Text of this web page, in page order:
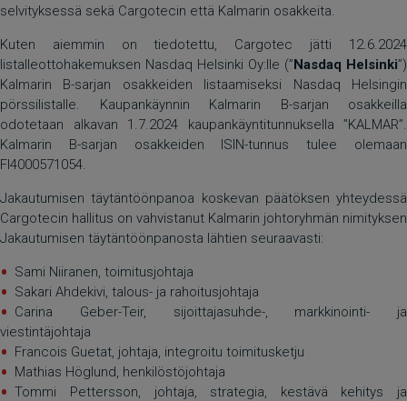
selvityksessä sekä Cargotecin että Kalmarin osakkeita.
Kuten aiemmin on tiedotettu, Cargotec jätti 12.6.2024
listalleottohakemuksen Nasdaq Helsinki Oy:lle (”Nasdaq Helsinki”)
Kalmarin B-sarjan osakkeiden listaamiseksi Nasdaq Helsingin
pörssilistalle. Kaupankäynnin Kalmarin B-sarjan osakkeilla
odotetaan alkavan 1.7.2024 kaupankäyntitunnuksella ”KALMAR”.
Kalmarin B-sarjan osakkeiden ISIN-tunnus tulee olemaan
FI4000571054.
Jakautumisen täytäntöönpanoa koskevan päätöksen yhteydessä
Cargotecin hallitus on vahvistanut Kalmarin johtoryhmän nimityksen
Jakautumisen täytäntöönpanosta lähtien seuraavasti:
Sami Niiranen, toimitusjohtaja
Sakari Ahdekivi, talous- ja rahoitusjohtaja
Carina Geber-Teir, sijoittajasuhde-, markkinointi- ja
viestintäjohtaja
Francois Guetat, johtaja, integroitu toimitusketju
Mathias Höglund, henkilöstöjohtaja
Tommi Pettersson, johtaja, strategia, kestävä kehitys ja